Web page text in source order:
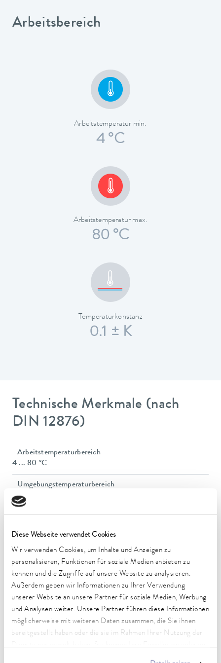
Diese Webseite verwendet Cookies
Wir verwenden Cookies, um Inhalte und Anzeigen zu
personalisieren, Funktionen für soziale Medien anbieten zu
können und die Zugriffe auf unsere Website zu analysieren.
Außerdem geben wir Informationen zu Ihrer Verwendung
unserer Website an unsere Partner für soziale Medien, Werbung
und Analysen weiter. Unsere Partner führen diese Informationen
möglicherweise mit weiteren Daten zusammen, die Sie ihnen
bereitgestellt haben oder die sie im Rahmen Ihrer Nutzung der
Arbeitsbereich
Arbeitstemperatur min.
4 °C
Arbeitstemperatur max.
80 °C
Temperaturkonstanz
0.1 ± K
Technische Merkmale (nach
DIN 12876)
Arbeitstemperaturbereich
4 ... 80 °C
Umgebungstemperaturbereich
5 ... 40 °C
Temperaturkonstanz
Heizleistung max.
0.2 kW
In / Outlet Anschlussgewinde (außen)
Quick C. 1/4″
Füllvolumen max.
0.28 L